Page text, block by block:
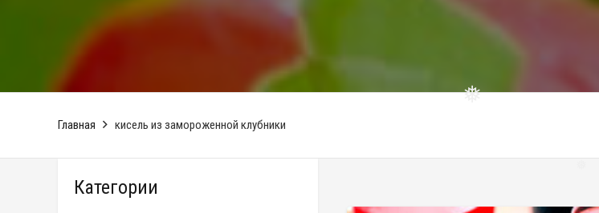
Главная кисель из замороженной клубники
Категории